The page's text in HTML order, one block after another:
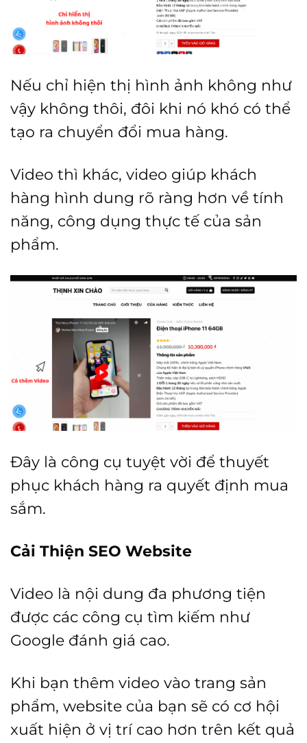
Nếu chỉ hiện thị hình ảnh không như
vậy không thôi, đôi khi nó khó có thể
tạo ra chuyển đổi mua hàng.
Video thì khác, video giúp khách
hàng hình dung rõ ràng hơn về tính
năng, công dụng thực tế của sản
phẩm.
Đây là công cụ tuyệt vời để thuyết
phục khách hàng ra quyết định mua
sắm.
Cải Thiện SEO Website
Video là nội dung đa phương tiện
được các công cụ tìm kiếm như
Google đánh giá cao.
Khi bạn thêm video vào trang sản
phẩm, website của bạn sẽ có cơ hội
xuất hiện ở vị trí cao hơn trên kết quả